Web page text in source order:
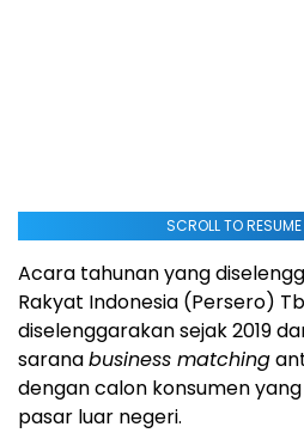
SCROLL TO
Acara tahunan yang
Rakyat Indonesia (Persero)
diselenggarakan sejak 2019
saranabusiness matching
dengan calon konsumen
pasar luar negeri.